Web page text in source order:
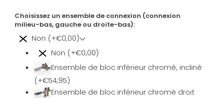
Choisissez un ensemble de connexion (connexion
milieu-bas, gauche ou droite-bas):
Non (+€0,00)
Non (+€0,00)
Ensemble de bloc inférieur chromé, incliné
(+€54,95)
Ensemble de bloc inférieur chromé droit